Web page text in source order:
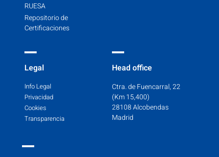
RUESA
Repositorio de
Certificaciones
Legal
Info Legal
Privacidad
Cookies
Transparencia
Head office
Ctra. de Fuencarral, 22
(Km 15,400)
28108 Alcobendas
Madrid